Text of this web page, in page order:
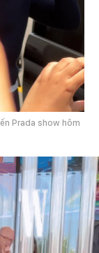
Prada show hôm